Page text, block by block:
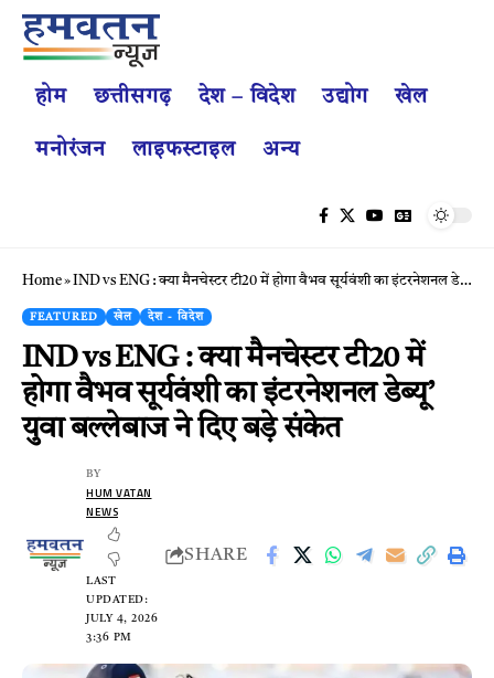
होम छत्तीसगढ़ देश – विदेश उद्योग खेल
मनोरंजन लाइफस्टाइल अन्य
Home» IND vs ENG : क्या मैनचेस्टर टी20 में होगा वैभव सूर्यवंशी का इंटरनेशनल डेब्यू’ युवा बल्लेबाज ने दिए बड़े संकेत
FEATURED खेल देश - विदेश
IND vs ENG : क्या मैनचेस्टर टी20 में
होगा वैभव सूर्यवंशी का इंटरनेशनल डेब्यू’
युवा बल्लेबाज ने दिए बड़े संकेत
LAST
UPDATED:
JULY 4, 2026
3:36 PM
BY
HUM VATAN
NEWS
SHARE